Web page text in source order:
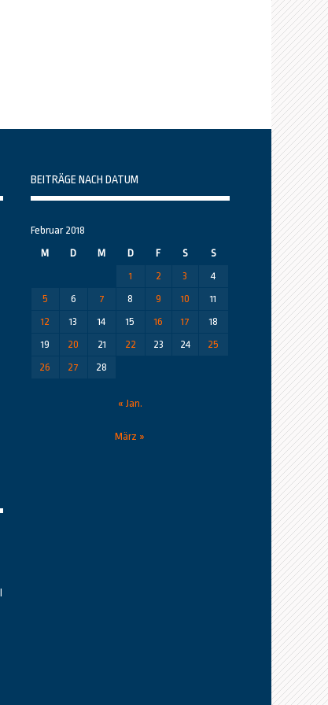
BEITRÄGE NACH DATUM
Februar 2018
M
D M D F S
S
1
2 3
4
5
6 7 8 9 10
11
12
13 14 15 16 17
18
19
20 21 22 23 24
25
26
27 28
« Jan.
März »